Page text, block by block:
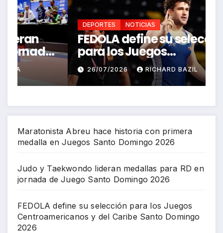
DEPORTES NOTICIAS
FEDOLA define su selección
para los Juegos
Centroamericanos y del
Caribe Santo Domingo 2026
26/07/2026 RICHARD BAZIL
Maratonista Abreu hace historia con primera
medalla en Juegos Santo Domingo 2026
Judo y Taekwondo lideran medallas para RD en
jornada de Juego Santo Domingo 2026
FEDOLA define su selección para los Juegos
Centroamericanos y del Caribe Santo Domingo
2026